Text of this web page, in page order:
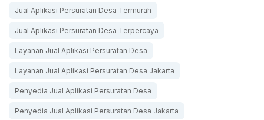
Jual Aplikasi Persuratan Desa Termurah
Jual Aplikasi Persuratan Desa Terpercaya
Layanan Jual Aplikasi Persuratan Desa
Layanan Jual Aplikasi Persuratan Desa Jakarta
Penyedia Jual Aplikasi Persuratan Desa
Penyedia Jual Aplikasi Persuratan Desa Jakarta